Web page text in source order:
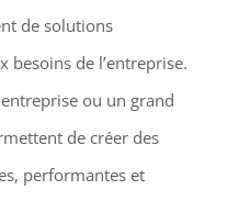
de solutions
besoins de l’entreprise.
ou un grand
de créer des
performantes et